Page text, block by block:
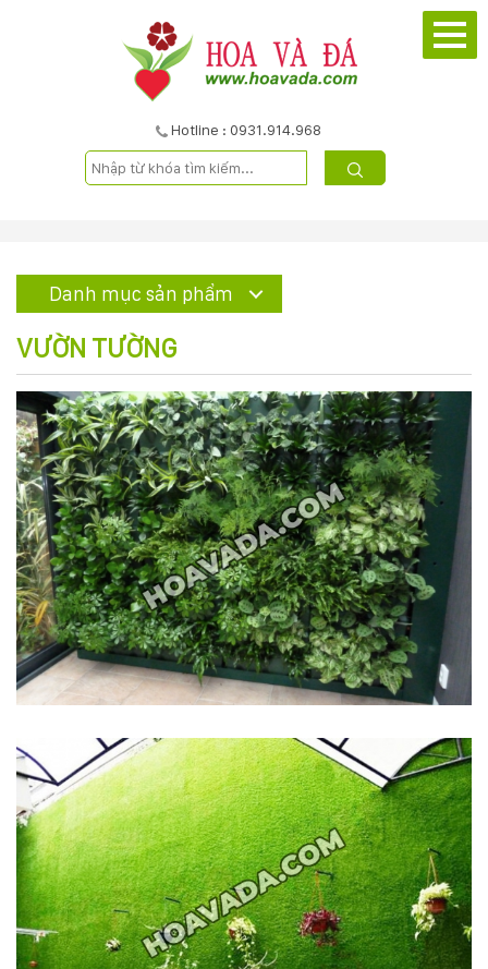
Hotline : 0931.914.968
DỊCH
VỤ
KỸ
THUẬT
TRỒNG
CÂY
ẢNH
LIÊN
HỆ
Danh mục sản phẩm
VƯỜN TƯỜNG